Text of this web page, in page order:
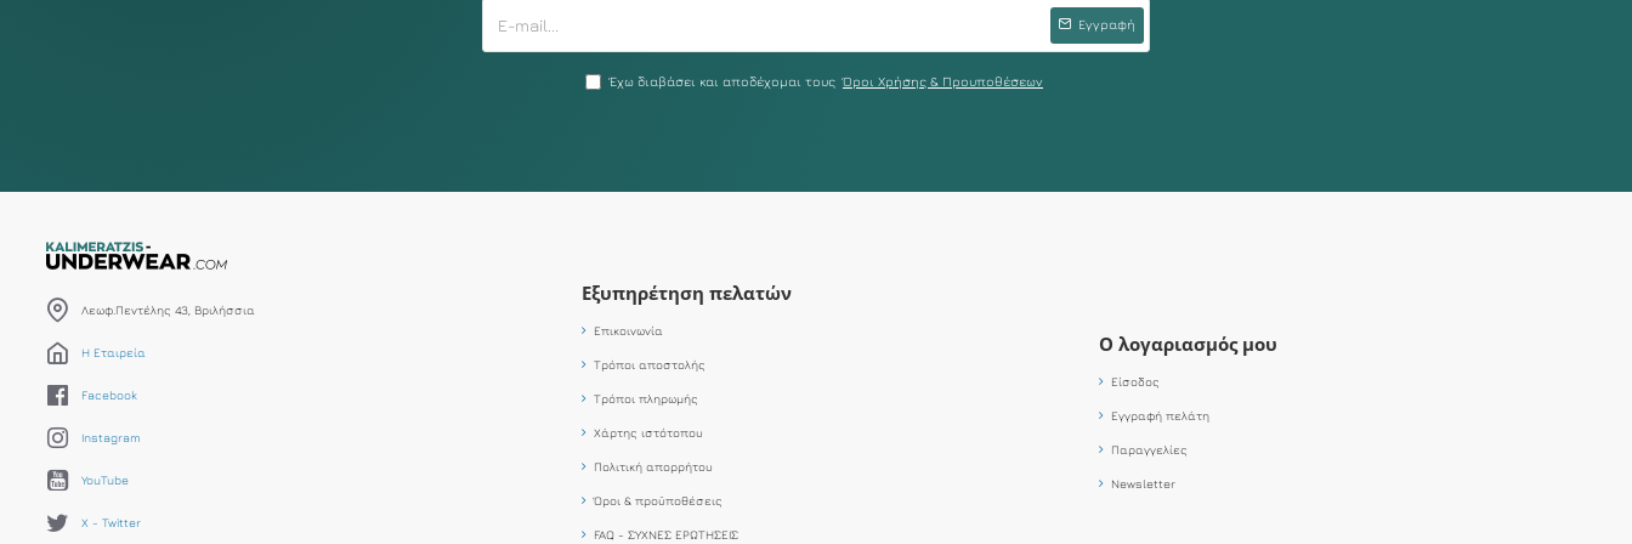
Εγγραφή
Έχω διαβάσει και αποδέχομαι τους Όροι Χρήσης & Προυποθέσεων
Λεωφ.Πεντέλης 43, Βριλήσσια
Η Εταιρεία
Facebook
Instagram
YouTube
X - Twitter
Εξυπηρέτηση πελατών
Επικοινωνία
Τρόποι αποστολής
Τρόποι πληρωμής
Χάρτης ιστότοπου
Πολιτική απορρήτου
Όροι & προϋποθέσεις
FAQ - ΣΥΧΝΕΣ ΕΡΩΤΗΣΕΙΣ
Ο λογαριασμός μου
Είσοδος
Εγγραφή πελάτη
Παραγγελίες
Newsletter